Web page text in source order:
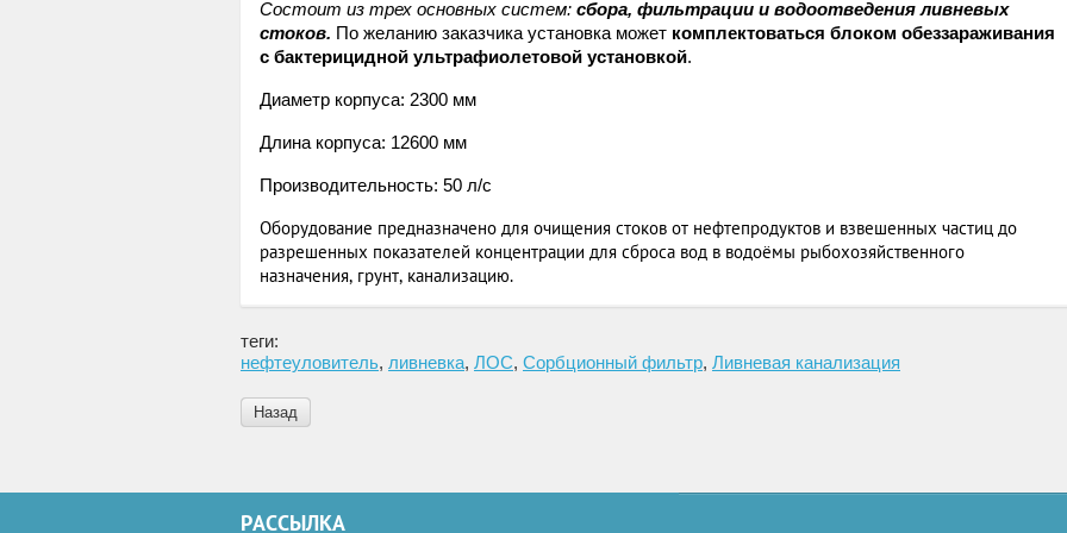
Состоит из трех основных систем: сбора, фильтрации и водоотведения ливневых
стоков. По желанию заказчика установка может комплектоваться блоком обеззараживания
с бактерицидной ультрафиолетовой установкой.
Диаметр корпуса: 2300 мм
Длина корпуса: 12600 мм
Производительность: 50 л/с
Оборудование предназначено для очищения стоков от нефтепродуктов и взвешенных частиц до
разрешенных показателей концентрации для сброса вод в водоёмы рыбохозяйственного
назначения, грунт, канализацию.
теги:
нефтеуловитель, ливневка, ЛОС, Сорбционный фильтр, Ливневая канализация
Назад
РАССЫЛКА